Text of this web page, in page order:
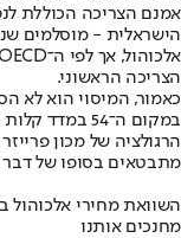
אמנם הצריכה הכוללת
הישראלית - מוסלמים
הצריכה הראשוני.
כאמור, המיסוי הוא לא
הרגולציה של מכון
מתבטאים בסופו של דבר
השוואת מחירי אלכוהול
מחנכים אותנו